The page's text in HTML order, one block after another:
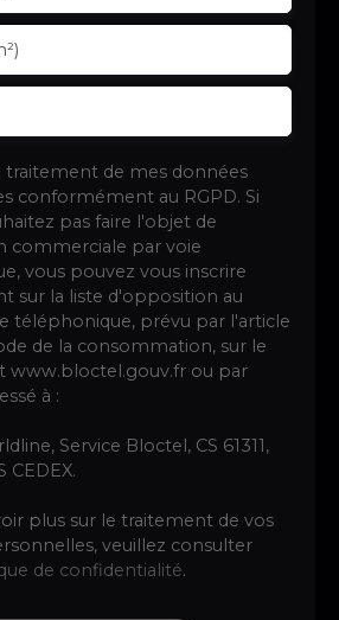
traitement de mes données
conformément au RGPD. Si
pas faire l'objet de
commerciale par voie
vous pouvez vous inscrire
sur la liste d'opposition au
téléphonique, prévu par l'article
de la consommation, sur le
www.bloctel.gouv.fr ou par
à :
Service Bloctel, CS 61311,
CEDEX.
plus sur le traitement de vos
veuillez consulter
de confidentialité.